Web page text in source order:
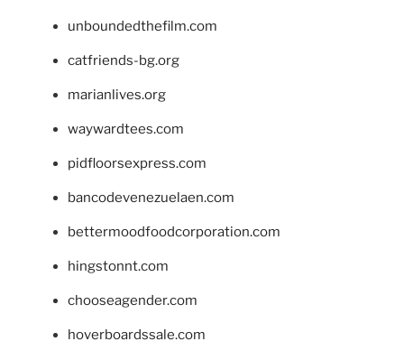
unboundedthefilm.com
catfriends-bg.org
marianlives.org
waywardtees.com
pidfloorsexpress.com
bancodevenezuelaen.com
bettermoodfoodcorporation.com
hingstonnt.com
chooseagender.com
hoverboardssale.com